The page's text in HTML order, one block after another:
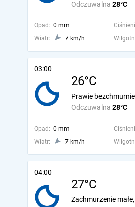
Odczuwalna 28°C
Opad: 0 mm
Wiatr:
7 km/h
03:00
26°C
Odczuwalna 28°C
Prawie bezchmurnie
Opad: 0 mm
Wiatr:
7 km/h
04:00
27°C
Zachmurzenie